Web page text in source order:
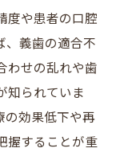
注意点
防ぐ工夫
イント
判断基準
囲の目安
度や患者の口腔
、義歯の適合不
わせの乱れや歯
知られていま
の効果低下や再
握することが重